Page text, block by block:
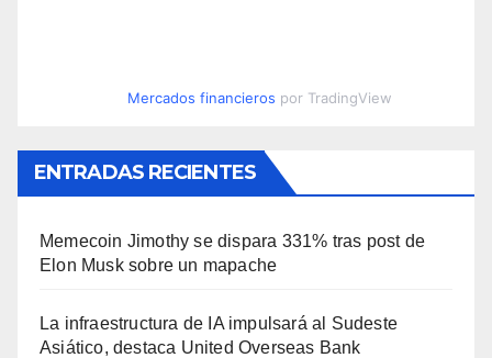
Mercados financieros por TradingView
ENTRADAS RECIENTES
Memecoin Jimothy se dispara 331% tras post de
Elon Musk sobre un mapache
La infraestructura de IA impulsará al Sudeste
Asiático, destaca United Overseas Bank